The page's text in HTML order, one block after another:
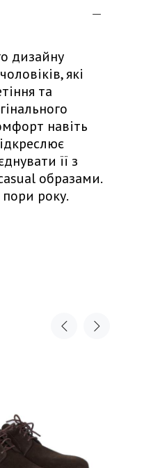
дизайну
які
та
навіть
її з
образами.
року.